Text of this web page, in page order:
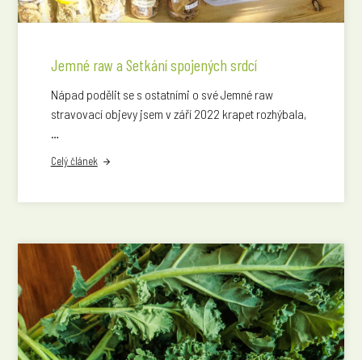
Jemné raw a Setkání spojených srdcí
Nápad podělit se s ostatními o své Jemné raw
stravovací objevy jsem v září 2022 krapet rozhýbala,
…
Celý článek